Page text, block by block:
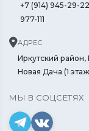
+7 (914) 945-29-22
977-111
АДРЕС
Иркутский район,
Новая Дача (1
МЫ В СОЦСЕТЯХ